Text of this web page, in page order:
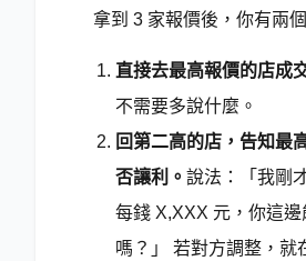
拿到 3 家報價後，你有兩個
直接去最高報價的店成
不需要多說什麼。
回第二高的店，告知最
否讓利。 說法：「我剛
每錢 X,XXX 元，你這邊
嗎？」 若對方調整，就